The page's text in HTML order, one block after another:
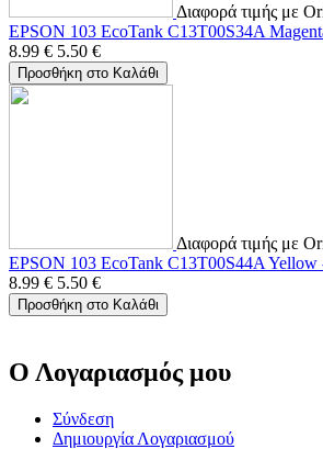
Διαφορά τιμής με
EPSON 103 EcoTank C13T00S34A
8.99 € 5.50 €
Προσθήκη στο Καλάθι
Διαφορά τιμής με
EPSON 103 EcoTank C13T00S44A Yellow
8.99 € 5.50 €
Προσθήκη στο Καλάθι
Ο Λογαριασμός μου
Σύνδεση
Δημιουργία Λογαριασμού